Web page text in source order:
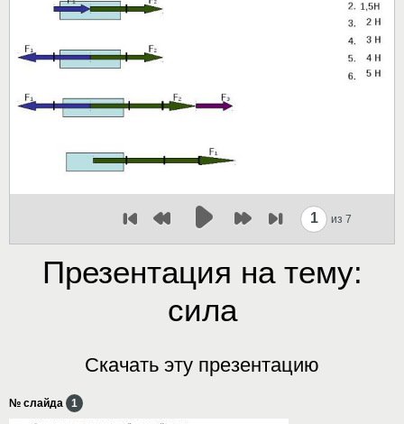
1 из 7
Презентация на тему:
сила
Скачать эту презентацию
№ слайда 1